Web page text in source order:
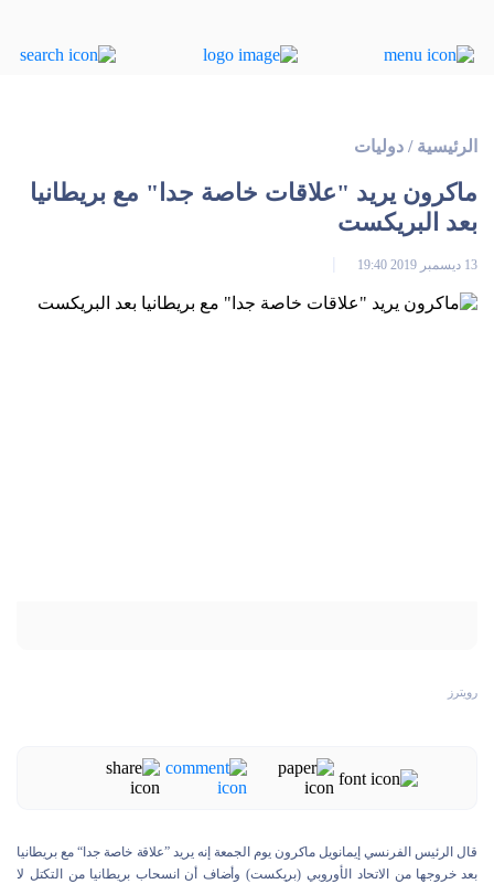
الرئيسية / دوليات
ماكرون يريد "علاقات خاصة جدا" مع بريطانيا
بعد البريكست
13 ديسمبر 2019 19:40
رويترز
قال الرئيس الفرنسي إيمانويل ماكرون يوم الجمعة إنه يريد ”علاقة خاصة جدا“ مع بريطانيا
بعد خروجها من الاتحاد الأوروبي (بريكست) وأضاف أن انسحاب بريطانيا من التكتل لا